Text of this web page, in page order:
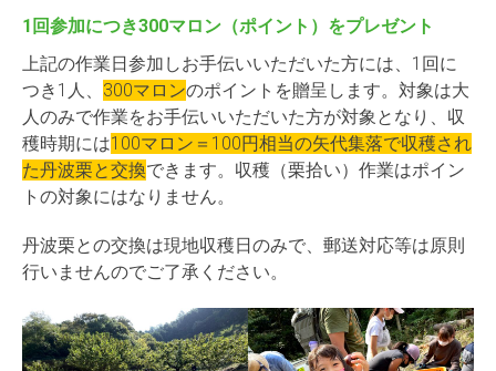
1回参加につき300マロン（ポイント）をプレゼント
上記の作業日参加しお手伝いいただいた方には、1回に
つき1人、 300マロンのポイントを贈呈します。対象は大
人のみで作業をお手伝いいただいた方が対象となり、収
穫時期には100マロン＝100円相当の矢代集落で収穫され
た丹波栗と交換できます。収穫（栗拾い）作業はポイン
トの対象にはなりません。
丹波栗との交換は現地収穫日のみで、郵送対応等は原則
行いませんのでご了承ください。